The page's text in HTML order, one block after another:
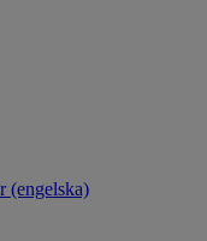
(engelska)